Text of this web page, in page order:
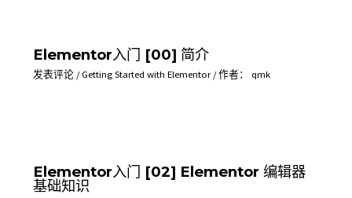
Elementor入门 [00] 简介
发表评论 /Getting Started with Elementor/ 作者： qmk
Elementor入门 [02] Elementor 编辑器
基础知识